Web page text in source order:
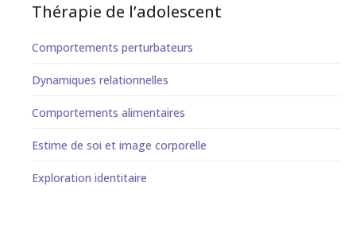
Thérapie de l’adolescent
Comportements perturbateurs
Dynamiques relationnelles
Comportements alimentaires
Estime de soi et image corporelle
Exploration identitaire